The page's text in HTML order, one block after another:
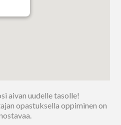
aivan uudelle tasolle!
opastuksella oppiminen on